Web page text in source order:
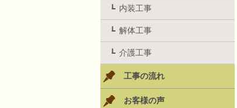
内装工事
解体工事
介護工事
工事の流れ
お客様の声